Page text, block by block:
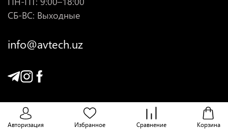
Авторизация Избранное Сравнение Корзина
СБ-ВС: Выходные
info@avtech.uz